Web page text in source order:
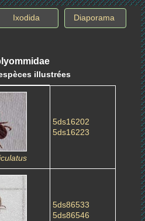
Ixodida Diaporama
illustrées
5ds16202
5ds16223
5ds86533
5ds86546